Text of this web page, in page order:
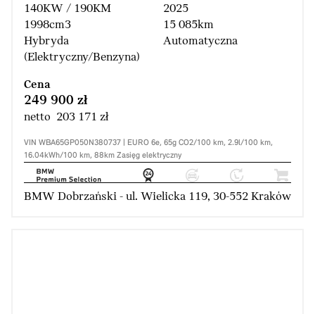
140KW / 190KM
1998cm3
Hybryda
(Elektryczny/Benzyna)
2025
15 085km
Automatyczna
Cena
249 900 zł
netto 203 171 zł
VIN WBA65GP050N380737 | EURO 6e, 65g CO2/100 km, 2.9l/100 km,
16.04kWh/100 km, 88km Zasięg elektryczny
BMW Dobrzański - ul. Wielicka 119, 30-552 Kraków